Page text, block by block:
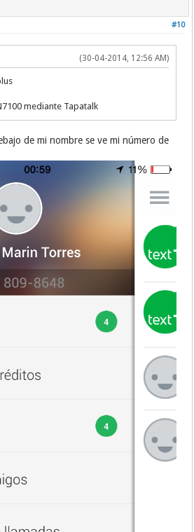
#10
(30-04-2014, 12:56 AM)
mediante Tapatalk
de mi nombre se ve mi número de